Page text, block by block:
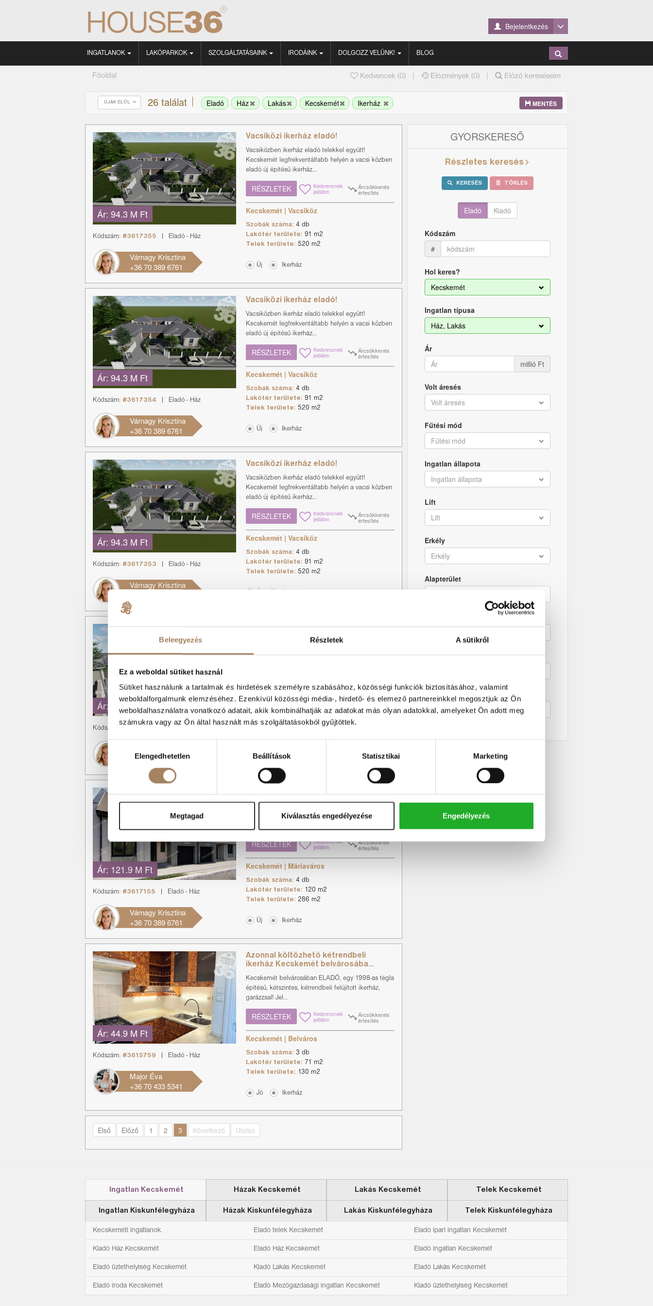
Beleegyezés Részletek A sütikről
Ez a weboldal sütiket használ
Sütiket használunk a tartalmak és hirdetések személyre szabásához, közösségi funkciók biztosításához, valamint
weboldalforgalmunk elemzéséhez. Ezenkívül közösségi média-, hirdető- és elemező partnereinkkel megosztjuk az Ön
weboldalhasználatra vonatkozó adatait, akik kombinálhatják az adatokat más olyan adatokkal, amelyeket Ön adott meg
számukra vagy az Ön által használt más szolgáltatásokból gyűjtöttek.
Hozzájárulás
kiválasztásaElengedhetetlen Beállítások Statisztikai Marketing
Megtagad Kiválasztás engedélyezése Engedélyezés
Bejelentkezés
INGATLANOK LAKÓPARKOK SZOLGÁLTATÁSAINK IRODÁINK DOLGOZZ VELÜNK! BLOG
Főoldal Kedvencek (0) | Előzmények (0) | Előző kereséseim
ÚJAK ELÖL 26 találat Eladó Ház Lakás Kecskemét Ikerház MENTÉS
Ár: 94.3 M Ft
Kódszám: #3617355 Eladó - Ház
Várnagy Krisztina
+36 70 389 6761
Vacsiközi ikerház eladó!
Vacsiközben ikerház eladó telekkel együtt!
Kecskemét legfrekventáltabb helyén a vacsi közben
eladó új építésű ikerház...
RÉSZLETEK Kedvencnek
jelölöm
Árcsökkenés
értesítés
Kecskemét | Vacsiköz
Szobák száma:4 db
Lakótér területe:91 m2
Telek területe:520 m2
Új Ikerház
Ár: 94.3 M Ft
Kódszám: #3617354 Eladó - Ház
Várnagy Krisztina
+36 70 389 6761
Vacsiközi ikerház eladó!
Vacsiközben ikerház eladó telekkel együtt!
Kecskemét legfrekventáltabb helyén a vacsi közben
eladó új építésű ikerház...
RÉSZLETEK Kedvencnek
jelölöm
Árcsökkenés
értesítés
Kecskemét | Vacsiköz
Szobák száma:4 db
Lakótér területe:91 m2
Telek területe:520 m2
Új Ikerház
Ár: 94.3 M Ft
Kódszám: #3617353 Eladó - Ház
Várnagy Krisztina
Vacsiközi ikerház eladó!
Vacsiközben ikerház eladó telekkel együtt!
Kecskemét legfrekventáltabb helyén a vacsi közben
eladó új építésű ikerház...
RÉSZLETEK Kedvencnek
jelölöm
Árcsökkenés
értesítés
Kecskemét | Vacsiköz
Szobák száma:4 db
Lakótér területe:91 m2
Telek területe:520 m2
Ár: 94.3 M Ft
Kódszám: Eladó
+36 70 389 6761
Vacsiközi 1 szintes ikerház eladó!
Vacsiközben ikerház eladó telekkel együtt!
jelölöm értesítés
Kecskemét | Vacsiköz
Lakótér területe: 91 m2
Új Ikerház
Ár: 121.9 M Ft
Kódszám: #3617155 Eladó - Ház
Várnagy Krisztina
+36 70 389 6761
Kecskeméten közel a belvároshoz, Máriavárosban
RÉSZLETEK Kedvencnek
jelölöm
Árcsökkenés
értesítés
Kecskemét | Máriaváros
Szobák száma:4 db
Lakótér területe: 120 m2
Telek területe: 286 m2
Új Ikerház
Ár: 44.9 M Ft
Kódszám: #3615759 Eladó - Ház
Major Éva
+36 70 433 5341
Azonnal költözhető kétrendbeli
ikerház Kecskemét belvárosába...
Kecskemét belvárosában ELADÓ, egy 1998-as tégla
építésű, kétszintes, kétrendbeli felújított ikerház,
garázzsal! Jel...
RÉSZLETEK Kedvencnek
jelölöm
Árcsökkenés
értesítés
Kecskemét | Belváros
Szobák száma:3 db
Lakótér területe:
71 m2
Telek területe: 130 m2
Jó Ikerház
Első Előző 1 2 3 Következő Utolsó
GYORSKERESŐ
Részletes keresés
KERESÉS TÖRLÉS
Eladó Kiadó
Kódszám
#
Hol keres?
Kecskemét
Ingatlan típusa
Ház, Lakás
Ár
millió Ft
Volt áresés
Volt áresés
Fűtési mód
Fűtési mód
Ingatlan állapota
Ingatlan állapota
Lift
Lift
Erkély
Erkély
Alapterület
Telek területe
Szlogen, leírás
Ingatlan Kecskemét Házak Kecskemét Lakás Kecskemét Telek Kecskemét
Ingatlan Kiskunfélegyháza Házak Kiskunfélegyháza Lakás Kiskunfélegyháza Telek Kiskunfélegyháza
Kecskeméti ingatlanok Eladó telek Kecskemét Eladó ipari ingatlan Kecskemét
Kiadó Ház Kecskemét Eladó Ház Kecskemét Eladó ingatlan Kecskemét
Eladó üzlethelyiség Kecskemét Kiadó Lakás Kecskemét Eladó Lakás Kecskemét
Eladó iroda Kecskemét Eladó Mezőgazdasági ingatlan Kecskemét Kiadó üzlethelyiség Kecskemét